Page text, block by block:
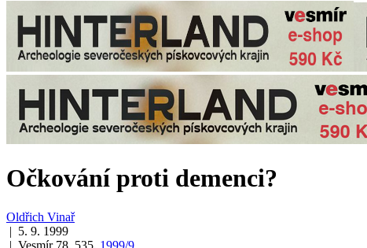
Očkování proti demenci?
Oldřich Vinař
| 5. 9. 1999
| Vesmír 78, 535, 1999/9